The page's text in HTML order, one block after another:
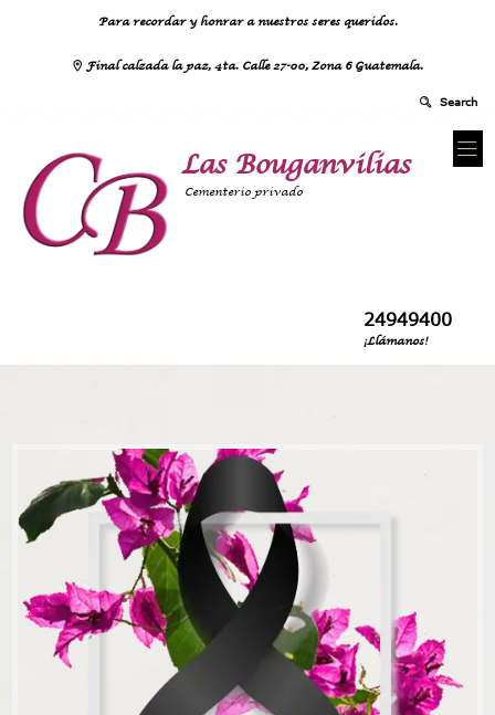
Para recordar y honrar a nuestros seres queridos.
Final calzada la paz, 4ta. Calle 27-00, Zona 6 Guatemala.
Las Bouganvilias
Cementerio privado
24949400
¡Llámanos!